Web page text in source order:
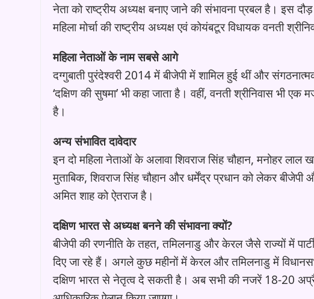
नेता को राष्ट्रीय अध्यक्ष बनाए जाने की संभावना प्रबल है। इस
महिला मोर्चा की राष्ट्रीय अध्यक्ष एवं कोयंबटूर विधायक वनती
महिला नेताओं के नाम सबसे आगे
दग्गुबाती पुरंदेश्वरी 2014 में बीजेपी में शामिल हुई थीं और
‘दक्षिण की सुषमा’ भी कहा जाता है। वहीं, वनती श्रीनिवास भी
है।
अन्य संभावित दावेदार
इन दो महिला नेताओं के अलावा शिवराज सिंह चौहान, मनोहर
मुताबिक, शिवराज सिंह चौहान और धर्मेंद्र प्रधान को लेकर
अमित शाह को ऐतराज है।
दक्षिण भारत से अध्यक्ष बनने की संभावना क्यों?
बीजेपी की रणनीति के तहत, तमिलनाडु और केरल जैसे राज्यों में
दिए जा रहे हैं। अगले कुछ महीनों में केरल और तमिलनाडु में
दक्षिण भारत से नेतृत्व दे सकती है। अब सभी की नजरें 18-20